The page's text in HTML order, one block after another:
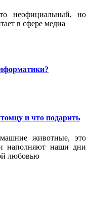
неофициальный, но
в сфере медиа
и что подарить
животные, это
наполняют наши дни
любовью